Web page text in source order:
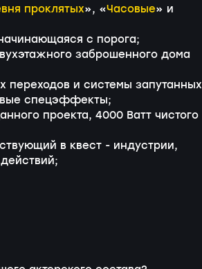
проклятых», «Часовые» и
с порога;
заброшенного дома
переходов и системы запутанных
спецэффекты;
проекта, 4000 Ватт чистого
в квест - индустрии,